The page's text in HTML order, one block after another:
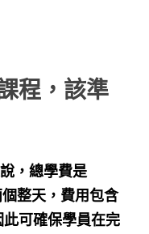
程，該準
，總學費是
整天，費用包含
可確保學員在完